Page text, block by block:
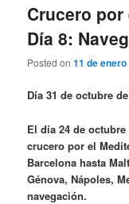
Crucero
Día 8:
Posted on11 de
Día 31 de octubre
El día 24 de
crucero por el
Barcelona hasta
Génova, Nápoles,
navegación.